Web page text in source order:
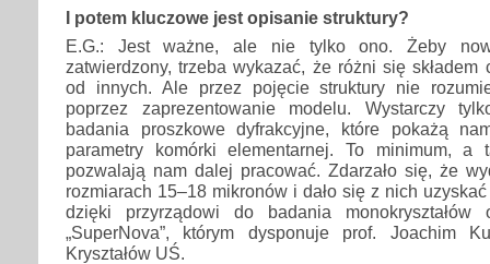
I potem kluczowe jest opisanie struktury?
E.G.: Jest ważne, ale nie tylko ono. Żeby
zatwierdzony, trzeba wykazać, że różni się składem
od innych. Ale przez pojęcie struktury nie
poprzez zaprezentowanie modelu. Wystarczy
badania proszkowe dyfrakcyjne, które pokażą
parametry komórki elementarnej. To minimum, a
pozwalają nam dalej pracować. Zdarzało się, że
rozmiarach 15–18 mikronów i dało się z nich
dzięki przyrządowi do badania monokryształów
„SuperNova”, którym dysponuje prof. Joachim
Kryształów UŚ.